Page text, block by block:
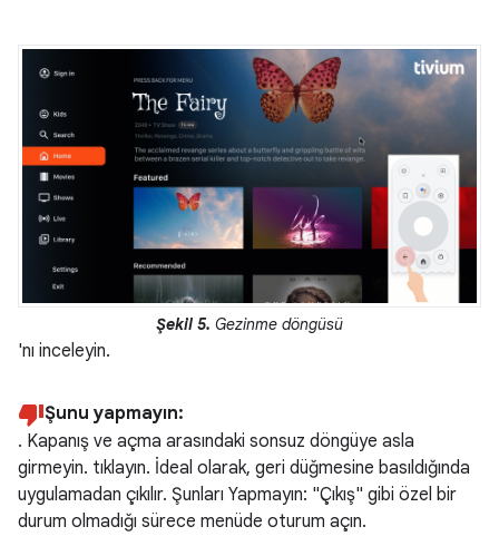
Şekil 5. Gezinme döngüsü
'nı inceleyin.
Şunu yapmayın:
. Kapanış ve açma arasındaki sonsuz döngüye asla
girmeyin. tıklayın. İdeal olarak, geri düğmesine basıldığında
uygulamadan çıkılır. Şunları Yapmayın: "Çıkış" gibi özel bir
durum olmadığı sürece menüde oturum açın.